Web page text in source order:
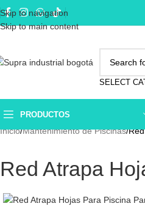
Skip to navigation
Skip to main content
SELECT
PRODUCTOS
Inicio Mantenimiento de Piscinas
Red Atrapa